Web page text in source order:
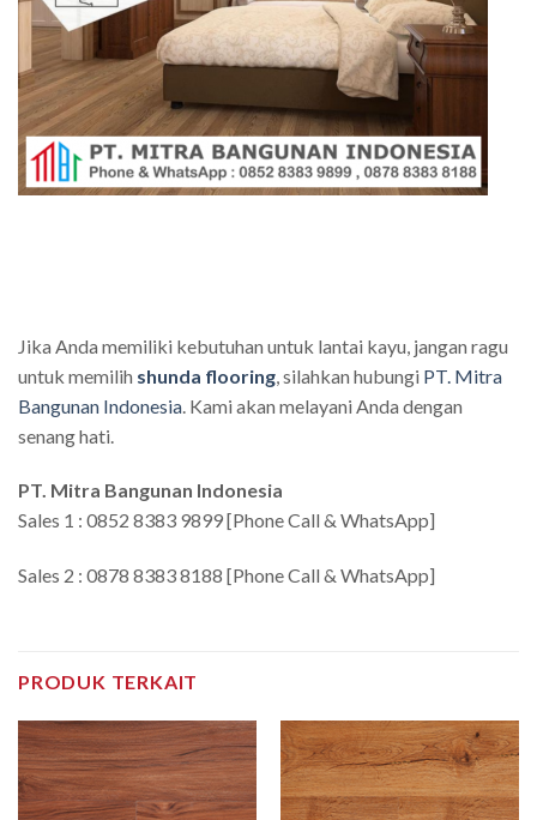
Jika Anda memiliki kebutuhan untuk lantai kayu, jangan ragu
untuk memilih shunda flooring , silahkan hubungi PT. Mitra
Bangunan Indonesia . Kami akan melayani Anda dengan
senang hati.
PT. Mitra Bangunan Indonesia
Sales 1 : 0852 8383 9899 [Phone Call & WhatsApp]
Sales 2 : 0878 8383 8188 [Phone Call & WhatsApp]
PRODUK TERKAIT